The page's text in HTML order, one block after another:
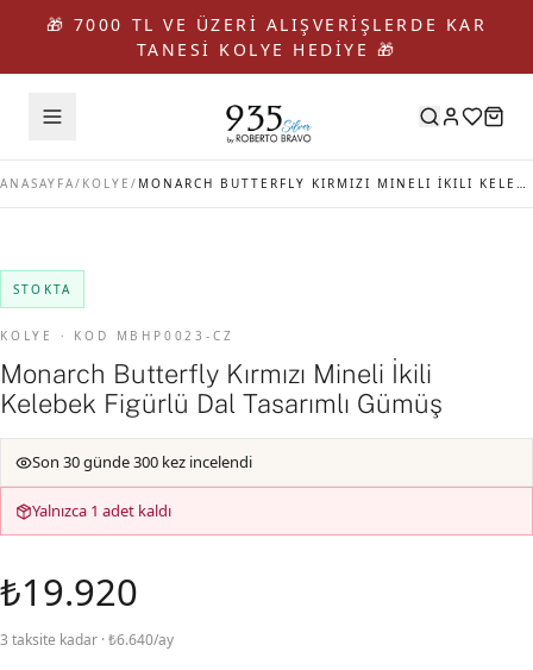
🎁 7000 TL VE ÜZERİ ALIŞVERİŞLERDE KAR
TANESİ KOLYE HEDİYE 🎁
ANASAYFA/ KOLYE / MONARCH BUTTERFLY KIRMIZI MINELI İKILI KELEBEK FIGÜRLÜ DAL TASARIMLI GÜMÜŞ
STOKTA
KOLYE · KOD MBHP0023-CZ
Monarch Butterfly Kırmızı Mineli İkili
Kelebek Figürlü Dal Tasarımlı Gümüş
Son 30 günde 300 kez incelendi
Yalnızca 1 adet kaldı
₺19.920
3 taksite kadar · ₺6.640/ay